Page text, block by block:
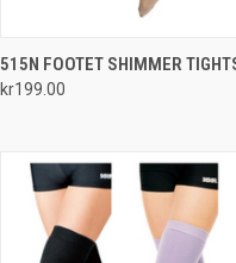
QUICK VIEW
Compare
515N FOOTET SHIMMER
kr199.00